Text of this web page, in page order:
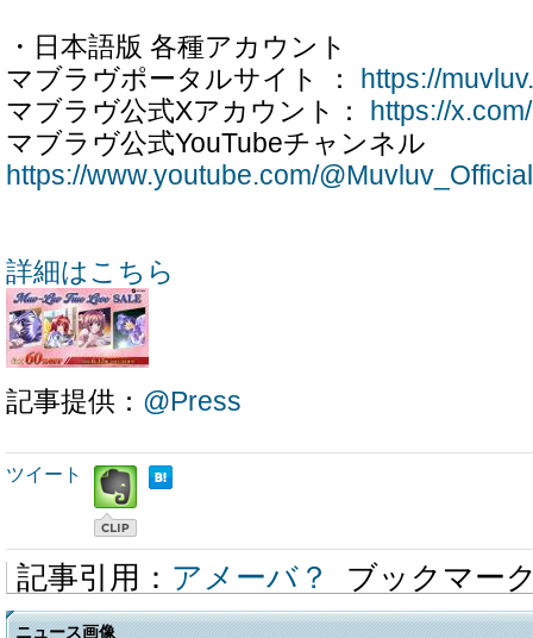
・日本語版 各種アカウント
マブラヴポータルサイト ：
https://
マブラヴ公式Xアカウント：
https://
マブラヴ公式YouTubeチャンネル
https://www.youtube.com/@Muvluv_Official
詳細はこちら
記事提供： @Press
ツイート
記事引用： アメーバ？ ブックマー
ニュース画像